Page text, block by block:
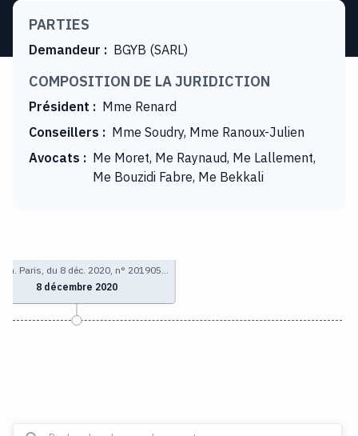
PARTIES
Demandeur : BGYB (SARL)
COMPOSITION DE LA JURIDICTION
Président : Mme Renard
Conseillers : Mme Soudry, Mme Ranoux-Julien
Avocats : Me Moret, Me Raynaud, Me Lallement,
Me Bouzidi Fabre, Me Bekkali
Paris, du 8 déc. 2020, n° 201905…
8 décembre 2020